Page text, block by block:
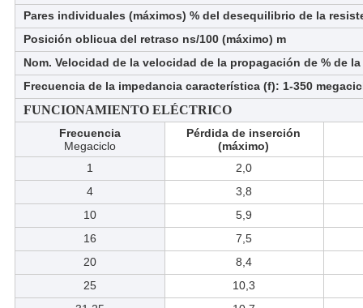
Pares individuales (máximos) % del desequilibrio de la
Posición oblicua del retraso ns/100 (máximo) m
Nom. Velocidad de la velocidad de la propagación de % de la
Frecuencia de la impedancia característica (f): 1-350
FUNCIONAMIENTO ELÉCTRICO
Frecuencia
Megaciclo
Pérdida de inserción
(máximo)
1
2,0
4
3,8
10
5,9
16
7,5
20
8,4
25
10,3